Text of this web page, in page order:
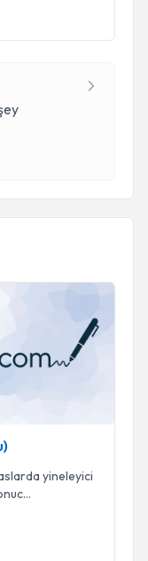
yineleyici
...